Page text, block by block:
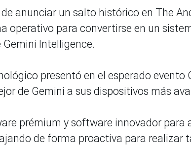
anunciar un salto histórico en The
operativo para convertirse en un
Intelligence.
presentó en el esperado evento
de Gemini a sus dispositivos más
prémium y software innovador para
de forma proactiva para realizar